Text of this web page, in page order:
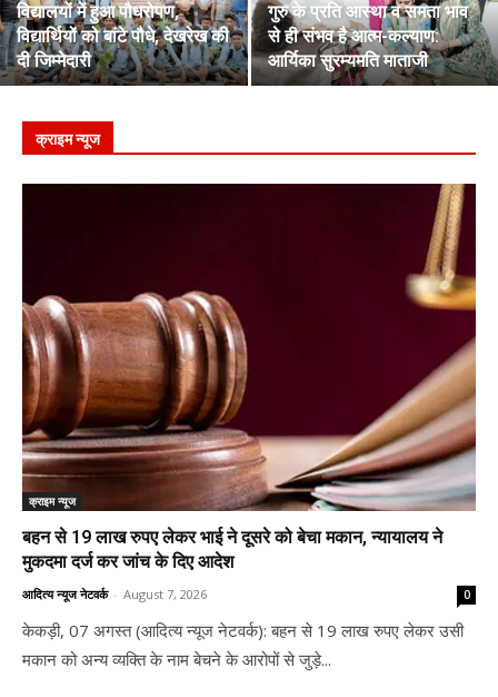
विद्यालयों में हुआ पौधरोपण,
विद्यार्थियों को बांटे पौधे, देखरेख की
दी जिम्मेदारी
गुरु के प्रति आस्था व समता भाव
से ही संभव है आत्म-कल्याण:
आर्यिका सुरम्यमति माताजी
क्राइम न्यूज
क्राइम न्यूज
बहन से 19 लाख रुपए लेकर भाई ने दूसरे को बेचा मकान, न्यायालय ने
मुकदमा दर्ज कर जांच के दिए आदेश
आदित्य न्यूज नेटवर्क - August 7, 2026 0
केकड़ी, 07 अगस्त (आदित्य न्यूज नेटवर्क): बहन से 19 लाख रुपए लेकर उसी
मकान को अन्य व्यक्ति के नाम बेचने के आरोपों से जुड़े...